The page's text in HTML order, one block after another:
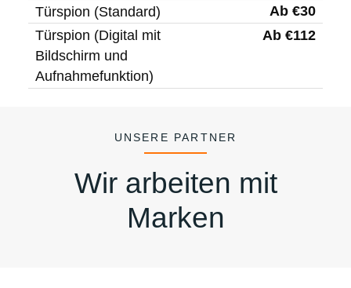
Türspion (Standard)
Ab €30
Türspion (Digital mit
Bildschirm und
Aufnahmefunktion)
Ab €112
UNSERE PARTNER
Wir arbeiten mit
Marken